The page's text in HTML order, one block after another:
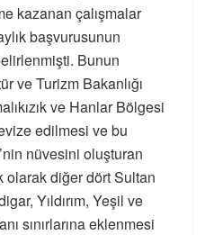
kazanan çalışmalar
başvurusunun
Bunun
ve Turizm Bakanlığı
ve Hanlar Bölgesi
edilmesi ve bu
nüvesini oluşturan
olarak diğer dört Sultan
Yıldırım, Yeşil ve
sınırlarına eklenmesi